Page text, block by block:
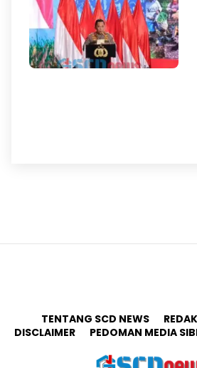
TENTANG SCD NEWS
DISCLAIMER
PEDOMAN MEDIA